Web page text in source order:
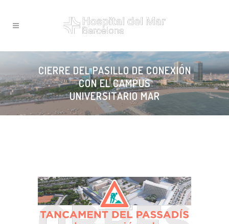
CIERRE DEL PASILLO DE CONEXIÓN
CON EL CAMPUS
UNIVERSITARIO MAR